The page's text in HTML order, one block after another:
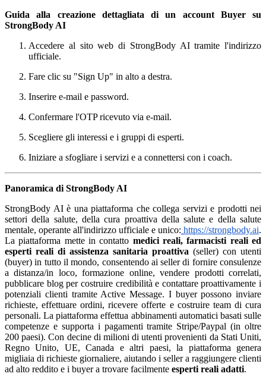
Guida alla creazione dettagliata di un account Buyer su
StrongBody AI
Accedere al sito web di StrongBody AI tramite l'indirizzo
ufficiale.
Fare clic su "Sign Up" in alto a destra.
Inserire e-mail e password.
Confermare l'OTP ricevuto via e-mail.
Scegliere gli interessi e i gruppi di esperti.
Iniziare a sfogliare i servizi e a connettersi con i coach.
Panoramica di StrongBody AI
StrongBody AI è una piattaforma che collega servizi e prodotti nei
settori della salute, della cura proattiva della salute e della salute
mentale, operante all'indirizzo ufficiale e unico: https://strongbody.ai.
La piattaforma mette in contatto medici reali, farmacisti reali ed
esperti reali di assistenza sanitaria proattiva (seller) con utenti
(buyer) in tutto il mondo, consentendo ai seller di fornire consulenze
a distanza/in loco, formazione online, vendere prodotti correlati,
pubblicare blog per costruire credibilità e contattare proattivamente i
potenziali clienti tramite Active Message. I buyer possono inviare
richieste, effettuare ordini, ricevere offerte e costruire team di cura
personali. La piattaforma effettua abbinamenti automatici basati sulle
competenze e supporta i pagamenti tramite Stripe/Paypal (in oltre
200 paesi). Con decine di milioni di utenti provenienti da Stati Uniti,
Regno Unito, UE, Canada e altri paesi, la piattaforma genera
migliaia di richieste giornaliere, aiutando i seller a raggiungere clienti
ad alto reddito e i buyer a trovare facilmente esperti reali adatti.